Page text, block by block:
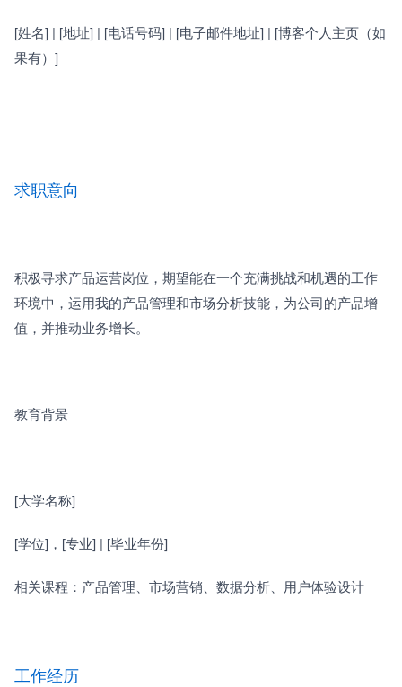
[姓名] | [地址] | [电话号码] | [电子邮件地址] | [博客个人主页（如
果有）]
求职意向
积极寻求产品运营岗位，期望能在一个充满挑战和机遇的工作
环境中，运用我的产品管理和市场分析技能，为公司的产品增
值，并推动业务增长。
教育背景
[大学名称]
[学位]，[专业] | [毕业年份]
相关课程：产品管理、市场营销、数据分析、用户体验设计
工作经历